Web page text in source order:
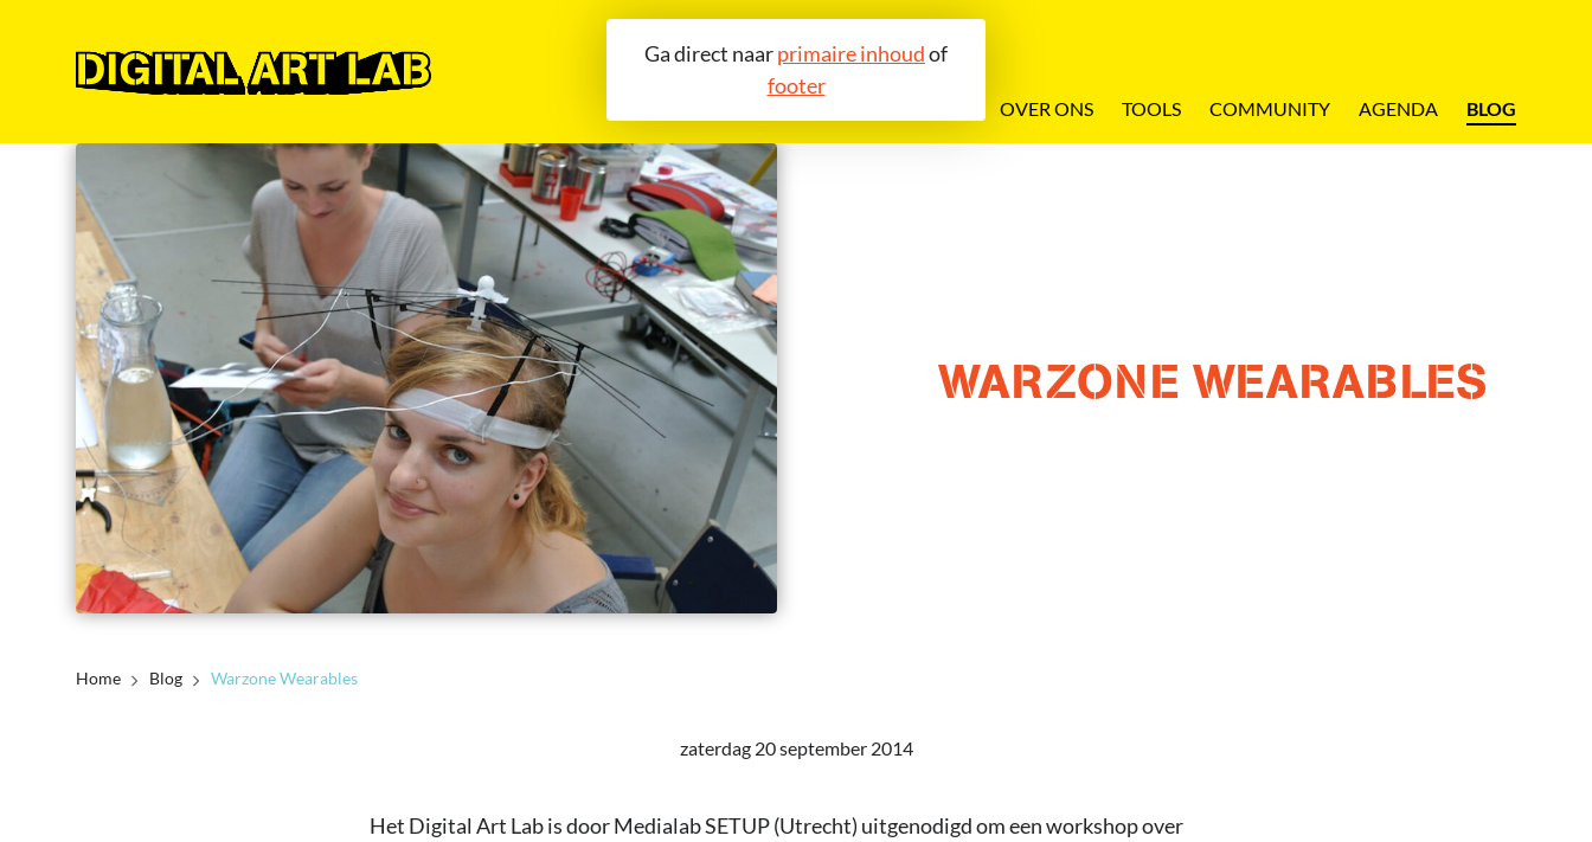
Ga direct naarprimaire inhoudof
footer
OVER ONS TOOLS COMMUNITY AGENDA BLOG
WARZONE WEARABLES
Home Blog Warzone Wearables
zaterdag 20 september 2014
Het Digital Art Lab is door Medialab SETUP (Utrecht) uitgenodigd om een workshop over